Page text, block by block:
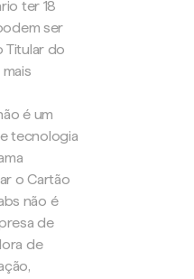
ter 18
ser
Titular do
é um
tecnologia
o Cartão
não é
de
de